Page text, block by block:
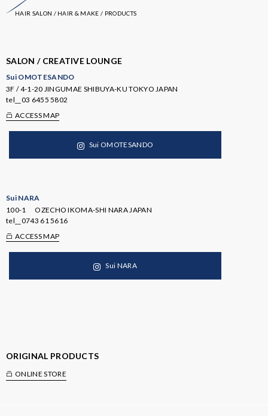
HAIR SALON / HAIR & MAKE / PRODUCTS
SALON / CREATIVE LOUNGE
Sui OMOTESANDO
3F / 4-1-20 JINGUMAE SHIBUYA-KU TOKYO JAPAN
tel__ 03 6455 5802
ACCESS MAP
Sui OMOTESANDO
Sui NARA
100-1 OZECHO IKOMA-SHI NARA JAPAN
tel__ 0743 61 5616
ACCESS MAP
Sui NARA
ORIGINAL PRODUCTS
ONLINE STORE